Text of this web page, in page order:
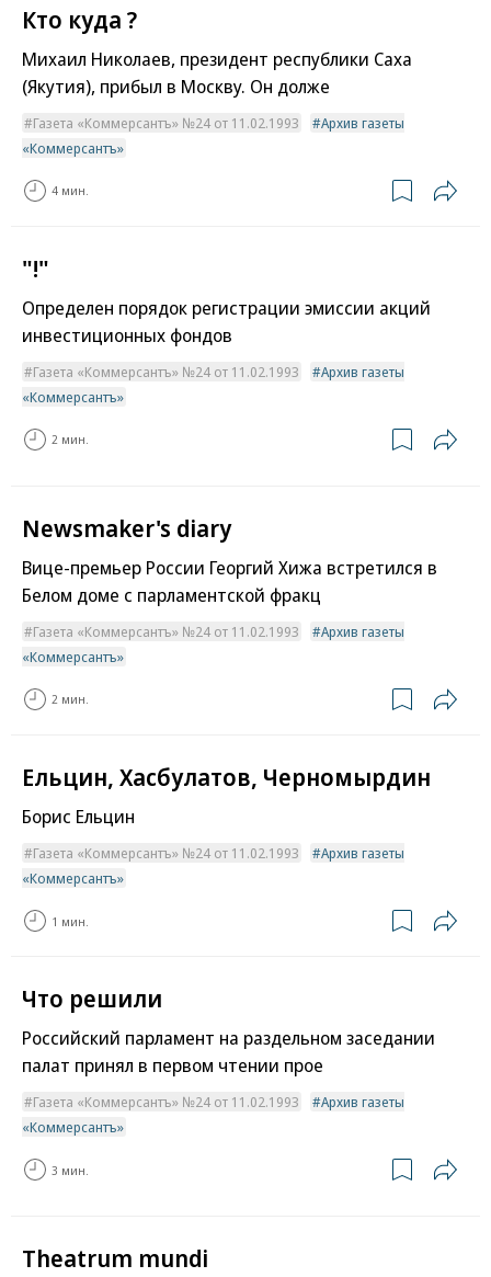
Кто куда ?
Михаил Николаев, президент республики Саха
(Якутия), прибыл в Москву. Он долже
Газета «Коммерсантъ» №24 от 11.02.1993
Архив газеты
«Коммерсантъ»
4 мин.
"!"
Определен порядок регистрации эмиссии акций
инвестиционных фондов
Газета «Коммерсантъ» №24 от 11.02.1993
Архив газеты
«Коммерсантъ»
2 мин.
Newsmaker's diary
Вице-премьер России Георгий Хижа встретился в
Белом доме с парламентской фракц
Газета «Коммерсантъ» №24 от 11.02.1993
Архив газеты
«Коммерсантъ»
2 мин.
Ельцин, Хасбулатов, Черномырдин
Борис Ельцин
Газета «Коммерсантъ» №24 от 11.02.1993
Архив газеты
«Коммерсантъ»
1 мин.
Что решили
Российский парламент на раздельном заседании
палат принял в первом чтении прое
Газета «Коммерсантъ» №24 от 11.02.1993
Архив газеты
«Коммерсантъ»
3 мин.
Theatrum mundi